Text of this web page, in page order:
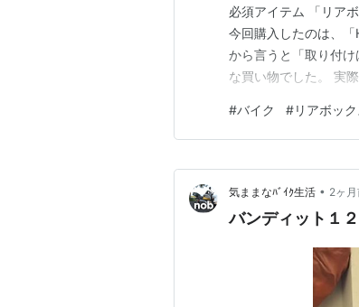
必須アイテム 「リア
今回購入したのは、
から言うと「取り付け
な買い物でした。 実
ートとの格闘 結論：
た……！ 苦戦したポ…
#バイク #リアボック
気ままなﾊﾞｲｸ生活 • 2ヶ
バンディット１